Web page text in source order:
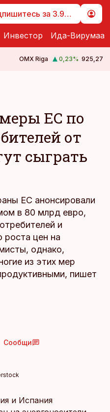
Подпишитесь за 3.99 €
Инвестор Ида-Вирумаа
OMX Riga 0,23% 925,27
ЕС по
от
сыграть
ЕС анонсировали
в 80 млрд евро,
и
роста цен на
однако,
из этих мер
пишет
Сообщи
и Испания